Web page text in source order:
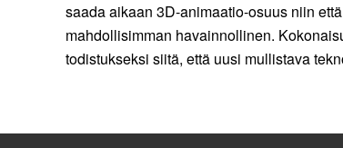
saada aikaan 3D-animaatio-osuus niin
mahdollisimman havainnollinen.
todistukseksi siitä, että uusi mullistava